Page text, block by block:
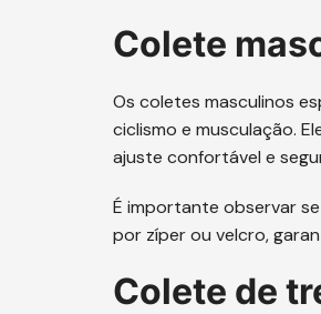
Colete
Os coletes masculinos
ciclismo e musculação.
ajuste confortável e
É importante observar
por zíper ou velcro,
Colete de